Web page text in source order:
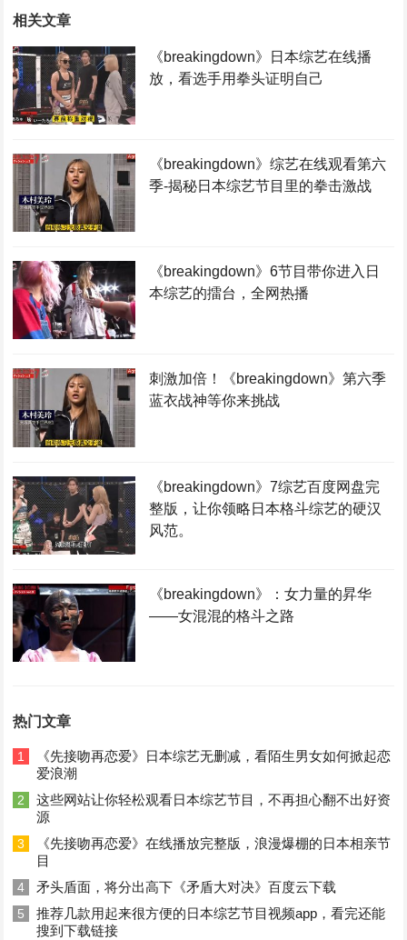
相关文章
《breakingdown》日本综艺在线播
放，看选手用拳头证明自己
《breakingdown》综艺在线观看第六
季-揭秘日本综艺节目里的拳击激战
《breakingdown》6节目带你进入日
本综艺的擂台，全网热播
刺激加倍！《breakingdown》第六季
蓝衣战神等你来挑战
《breakingdown》7综艺百度网盘完
整版，让你领略日本格斗综艺的硬汉
风范。
《breakingdown》：女力量的昇华
——女混混的格斗之路
热门文章
1
《先接吻再恋爱》日本综艺无删减，看陌生男女如何掀起恋
爱浪潮
2
这些网站让你轻松观看日本综艺节目，不再担心翻不出好资
源
3
《先接吻再恋爱》在线播放完整版，浪漫爆棚的日本相亲节
目
4 矛头盾面，将分出高下《矛盾大对决》百度云下载
5
推荐几款用起来很方便的日本综艺节目视频app，看完还能
搜到下载链接